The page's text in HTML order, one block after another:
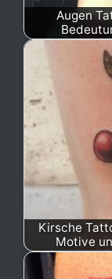
Augen
Kirsche
Motive